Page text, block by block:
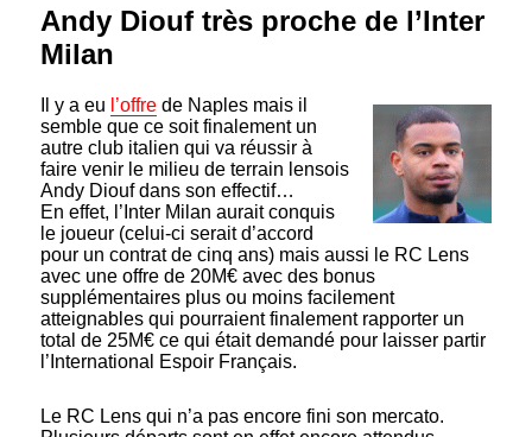
Andy Diouf très proche de l’Inter
Milan
Il y a eu l’offre de Naples mais il
semble que ce soit finalement un
autre club italien qui va réussir à
faire venir le milieu de terrain lensois
Andy Diouf dans son effectif…
En effet, l’Inter Milan aurait conquis
le joueur (celui-ci serait d’accord
pour un contrat de cinq ans) mais aussi le RC Lens
avec une offre de 20M€ avec des bonus
supplémentaires plus ou moins facilement
atteignables qui pourraient finalement rapporter un
total de 25M€ ce qui était demandé pour laisser partir
l’International Espoir Français.
Le RC Lens qui n’a pas encore fini son mercato.